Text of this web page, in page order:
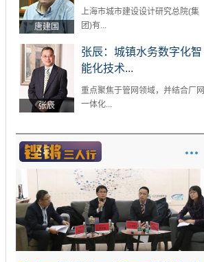
唐建国
上海市城市建设设计研究总院(集
团)有...
张辰
张辰：城镇水务数字化智
能化技术...
重点聚焦于管网领域，并结合厂网
一体化...